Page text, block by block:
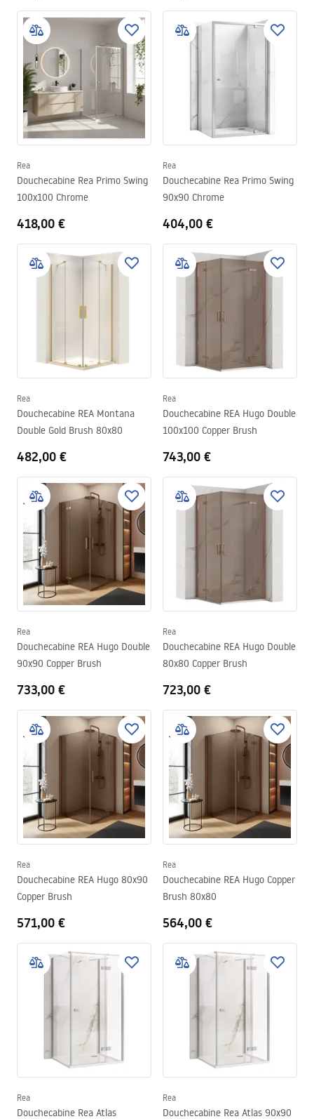
Rea
Douchecabine Rea Primo Swing
100x100 Chrome
418,00 €
Rea
Douchecabine Rea Primo Swing
90x90 Chrome
404,00 €
Rea
Douchecabine REA Montana
Double Gold Brush 80x80
482,00 €
Rea
Douchecabine REA Hugo Double
100x100 Copper Brush
743,00 €
Rea
Douchecabine REA Hugo Double
90x90 Copper Brush
733,00 €
Rea
Douchecabine REA Hugo Double
80x80 Copper Brush
723,00 €
Rea
Douchecabine REA Hugo 80x90
Copper Brush
571,00 €
Rea
Douchecabine REA Hugo Copper
Brush 80x80
564,00 €
Rea
Douchecabine Rea Atlas
Rea
Douchecabine Rea Atlas 90x90